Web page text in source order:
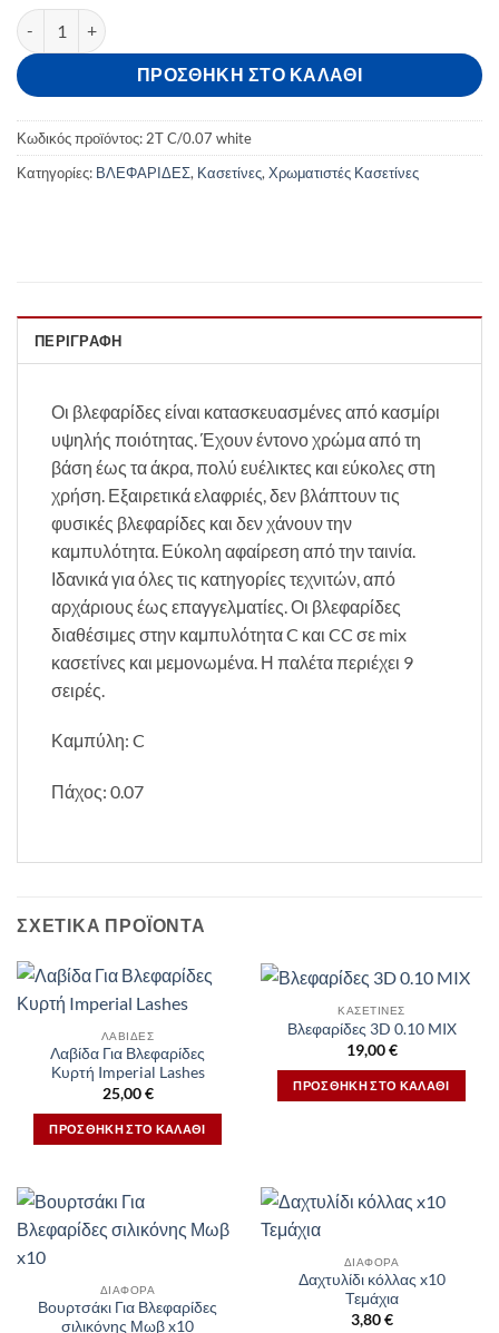
Κασετίνα Mini Με Βλεφαρίδες 2T Λευκό C/0.07 (8-13mm)
ΠΡΟΣΘΉΚΗ ΣΤΟ ΚΑΛΆΘΙ
Κωδικός προϊόντος: 2T C/0.07 white
Κατηγορίες: ΒΛΕΦΑΡΙΔΕΣ, Κασετίνες, Χρωματιστές Κασετίνες
ΠΕΡΙΓΡΑΦΉ
Οι βλεφαρίδες είναι κατασκευασμένες από κασμίρι
υψηλής ποιότητας. Έχουν έντονο χρώμα από τη
βάση έως τα άκρα, πολύ ευέλικτες και εύκολες στη
χρήση. Εξαιρετικά ελαφριές, δεν βλάπτουν τις
φυσικές βλεφαρίδες και δεν χάνουν την
καμπυλότητα. Εύκολη αφαίρεση από την ταινία.
Ιδανικά για όλες τις κατηγορίες τεχνιτών, από
αρχάριους έως επαγγελματίες. Οι βλεφαρίδες
διαθέσιμες στην καμπυλότητα C και CC σε mix
κασετίνες και μεμονωμένα. Η παλέτα περιέχει 9
σειρές.
Καμπύλη: C
Πάχος: 0.07
ΣΧΕΤΙΚΆ ΠΡΟΪΌΝΤΑ
ΛΑΒΊΔΕΣ
Λαβίδα Για Βλεφαρίδες
Κυρτή Imperial Lashes
25,00€
ΠΡΟΣΘΉΚΗ ΣΤΟ ΚΑΛΆΘΙ
ΚΑΣΕΤΊΝΕΣ
Βλεφαρίδες 3D 0.10 MIX
19,00€
ΠΡΟΣΘΉΚΗ ΣΤΟ ΚΑΛΆΘΙ
ΔΙΆΦΟΡΑ
Βουρτσάκι Για Βλεφαρίδες
σιλικόνης Μωβ x10
ΔΙΆΦΟΡΑ
Δαχτυλίδι κόλλας x10
Τεμάχια
3,80€